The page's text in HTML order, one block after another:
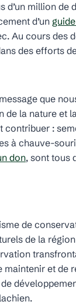
d’un million
d’un
Au cours des
des efforts
que
la nature et
contribuer :
à chauve-
don, sont tous
de
de la
et de